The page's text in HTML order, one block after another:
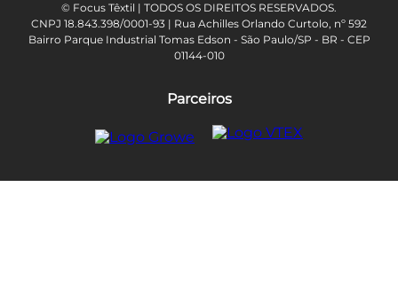
© Focus Têxtil | TODOS OS DIREITOS RESERVADOS.
CNPJ 18.843.398/0001-93 | Rua Achilles Orlando Curtolo, nº 592
Bairro Parque Industrial Tomas Edson - São Paulo/SP - BR - CEP
01144-010
Parceiros